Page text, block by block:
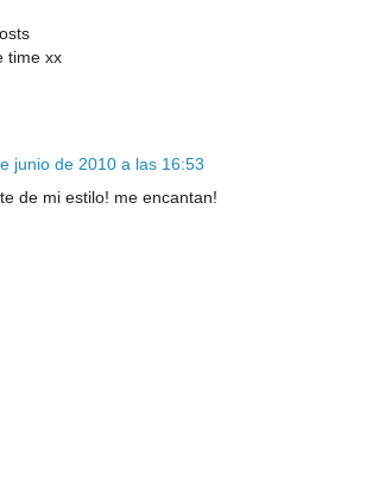
time xx
junio de 2010 a las 16:53
de mi estilo! me encantan!